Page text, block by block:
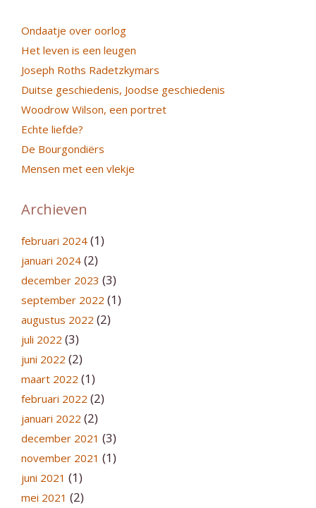
Ondaatje over oorlog
Het leven is een leugen
Joseph Roths Radetzkymars
Duitse geschiedenis, Joodse geschiedenis
Woodrow Wilson, een portret
Echte liefde?
De Bourgondiërs
Mensen met een vlekje
Archieven
februari 2024 (1)
januari 2024 (2)
december 2023 (3)
september 2022 (1)
augustus 2022 (2)
juli 2022 (3)
juni 2022 (2)
maart 2022 (1)
februari 2022 (2)
januari 2022 (2)
december 2021 (3)
november 2021 (1)
juni 2021 (1)
mei 2021 (2)